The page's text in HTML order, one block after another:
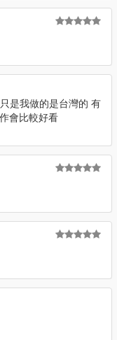
是我做的是台灣的 有
會比較好看